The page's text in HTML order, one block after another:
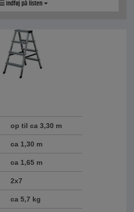
Indføj på listen
op til ca 3,30 m
ca 1,30 m
ca 1,65 m
2x7
ca 5,7 kg